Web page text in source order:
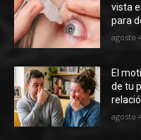
vista
para
agosto
El
de tu
agosto